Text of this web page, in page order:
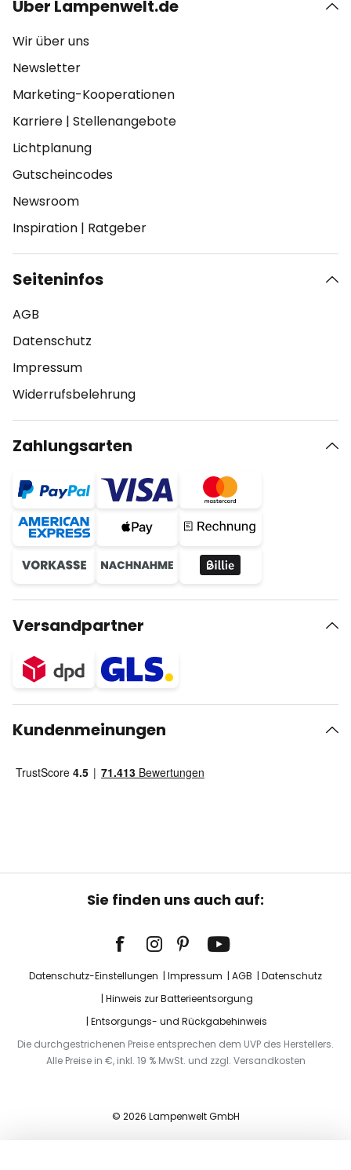
Über Lampenwelt.de
Wir über uns
Newsletter
Marketing-Kooperationen
Karriere | Stellenangebote
Lichtplanung
Gutscheincodes
Newsroom
Inspiration | Ratgeber
Seiteninfos
AGB
Datenschutz
Impressum
Widerrufsbelehrung
Zahlungsarten
Versandpartner
Kundenmeinungen
Sie finden uns auch auf:
Datenschutz-Einstellungen Impressum AGB
Datenschutz
Hinweis zur Batterieentsorgung
Entsorgungs- und Rückgabehinweis
Die durchgestrichenen Preise entsprechen dem UVP des Herstellers.
Alle Preise in €, inkl. 19 % MwSt. und zzgl. Versandkosten
© 2026 Lampenwelt GmbH